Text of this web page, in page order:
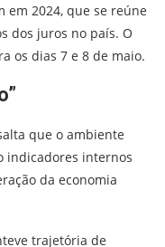
em 2024, que se reúne
dos juros no país. O
os dias 7 e 8 de maio.
que o ambiente
indicadores internos
da economia
trajetória de